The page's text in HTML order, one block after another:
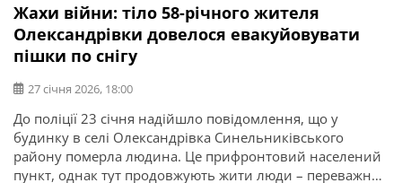
Жахи війни: тіло 58-річного жителя
Олександрівки довелося евакуйовувати
пішки по снігу
27 січня 2026, 18:00
До поліції 23 січня надійшло повідомлення, що у
будинку в селі Олександрівка Синельниківського
району померла людина. Це прифронтовий населений
пункт, однак тут продовжують жити люди – переважно